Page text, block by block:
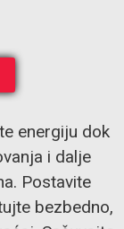
energiju dok
i dalje
Postavite
bezbedno,